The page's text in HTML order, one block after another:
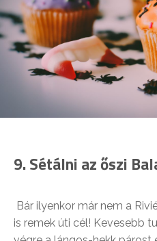
9. Sétálni az őszi
Bár ilyenkor már nem a
is remek úti cél! Kevesebb